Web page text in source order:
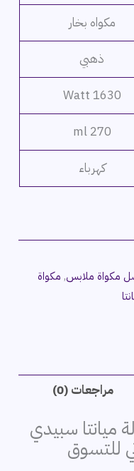
مكواه بخار
ذهبي
1630 Watt
270 ml
كهرباء
مكواة ملابس, مكواة
مراجعات (0)
ميانتا سبيدي